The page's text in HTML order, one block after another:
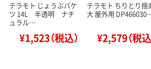
テラモト じょうぶバケ
ツ 14L 半透明 ナチ
ュラル…
¥1,523（税込）
テラモト ちりとり捨
大 屋外用
¥2,579（税込